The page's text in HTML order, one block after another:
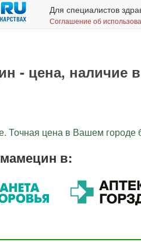
Для специалистов
Соглашение об
- цена, наличие в
Точная цена в Вашем городе
в: